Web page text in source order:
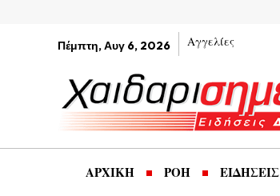
Πέμπτη, Αυγ 6, 2026 Αγγελίες
ΑΡΧΙΚΗ ΡΟΗ ΕΙΔΗΣΕΙΣ